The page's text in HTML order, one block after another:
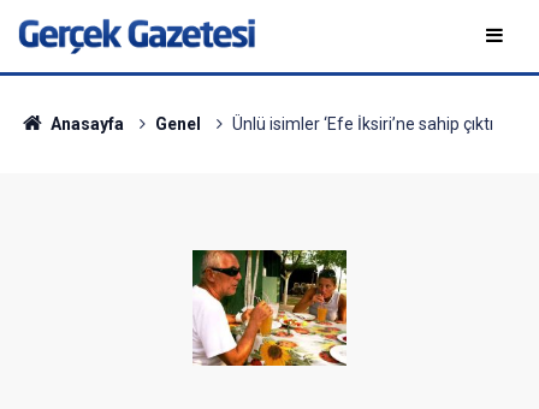
Anasayfa Genel Ünlü isimler ‘Efe İksiri’ne sahip çıktı